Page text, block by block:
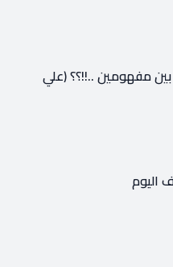
حرية الصحافة بين مفهومين ..!!؟؟ (علي
اليوم